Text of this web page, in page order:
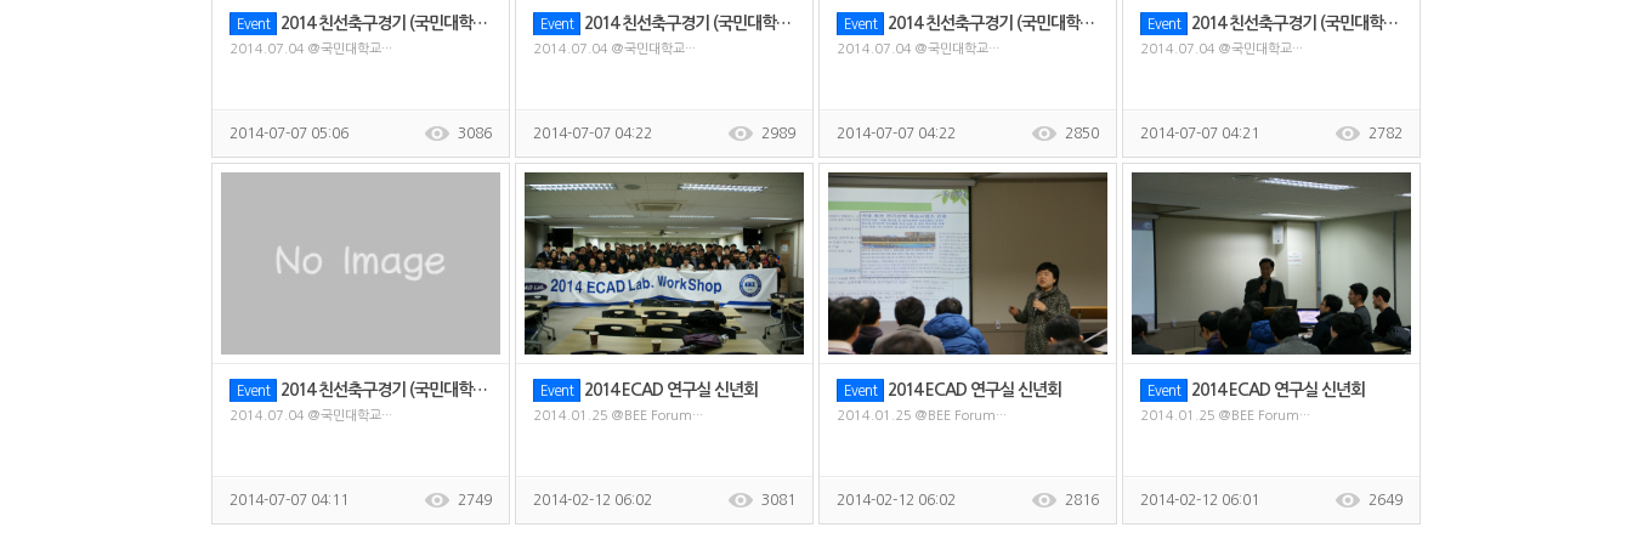
Event 2014 친선축구경기 (국민대학교 전기모터제어 연구실)
2014.07.04 @국민대학교···
2014-07-07 05:06 3086
Event 2014 친선축구경기 (국민대학교 전기모터제어 연구실)
2014.07.04 @국민대학교···
2014-07-07 04:22 2989
Event 2014 친선축구경기 (국민대학교 전기모터제어 연구실)
2014.07.04 @국민대학교···
2014-07-07 04:22 2850
Event 2014 친선축구경기 (국민대학교 전기모터제어 연구실)
2014.07.04 @국민대학교···
2014-07-07 04:21 2782
Event 2014 친선축구경기 (국민대학교 전기모터제어 연구실)
2014.07.04 @국민대학교···
2014-07-07 04:11 2749
Event 2014 ECAD 연구실 신년회
2014.01.25 @BEE Forum···
2014-02-12 06:02 3081
Event 2014 ECAD 연구실 신년회
2014.01.25 @BEE Forum···
2014-02-12 06:02 2816
Event 2014 ECAD 연구실 신년회
2014.01.25 @BEE Forum···
2014-02-12 06:01 2649